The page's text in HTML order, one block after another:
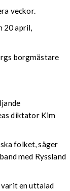
veckor.
20 april,
borgmästare
diktator Kim
folket, säger
med Ryssland
en uttalad